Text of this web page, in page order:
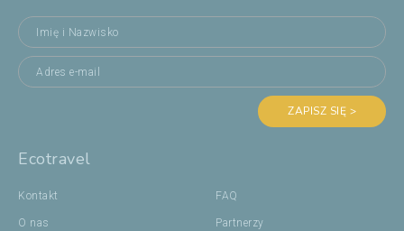
ZAPISZ SIĘ >
Ecotravel
Kontakt
O nas
FAQ
Partnerzy